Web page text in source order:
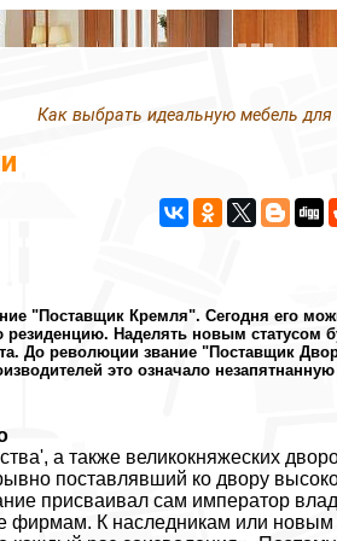
Как выбрать идеальную мебель
"Поставщик Кремля". Сегодня его
резиденцию. Наделять новым статусом
До революции звание "Поставщик
это означало
а также великокняжеских
поставлявший ко двору
присваивал сам император
фирмам. К наследникам или